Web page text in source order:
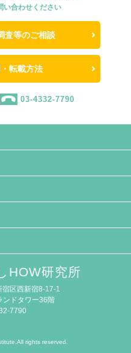
い合わせください
査等のご相談
転載方法
03-4332-7790
HOW研究所
区西新宿8-17-1
ンドタワー36階
7790
rights reserved.